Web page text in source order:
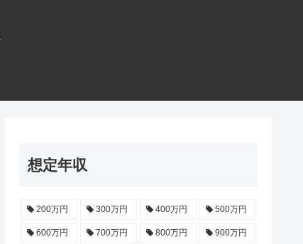
想定年収
200万円 300万円 400万円 500万円
600万円 700万円 800万円 900万円